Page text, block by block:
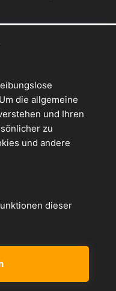
die allgemeine
und Ihren
zu
und andere
dieser